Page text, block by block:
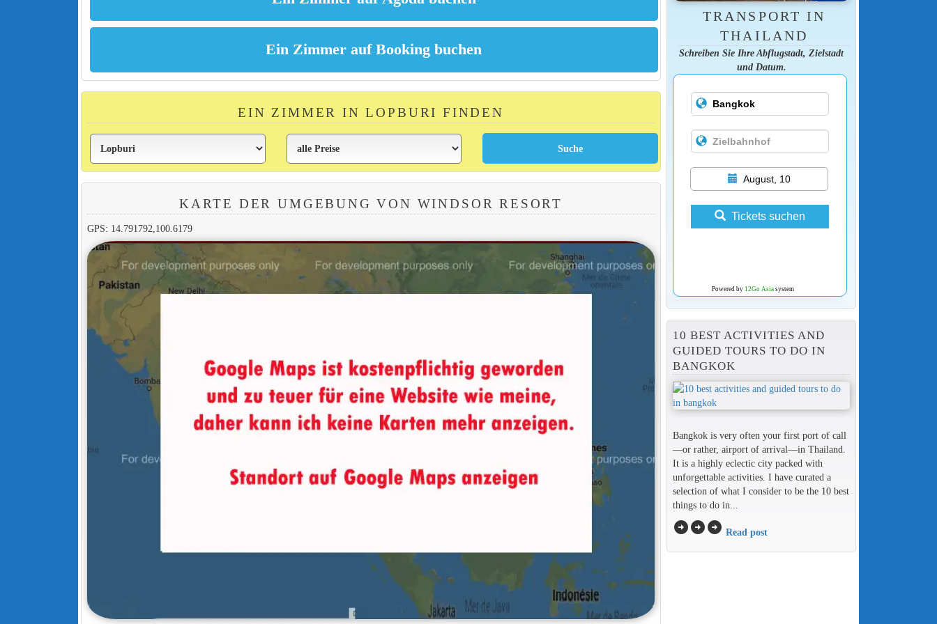
EIN ZIMMER IN LOPBURI FINDEN
KARTE DER UMGEBUNG VON WINDSOR RESORT
GPS: 14.791792,100.6179
TRANSPORT IN
THAILAND
Schreiben Sie Ihre Abflugstadt, Zielstadt
und Datum.
August, 10
Tickets suchen
Powered by 12Go Asiasystem
10 BEST ACTIVITIES AND
GUIDED TOURS TO DO IN
BANGKOK
Bangkok is very often your first port of call
—or rather, airport of arrival—in Thailand.
It is a highly eclectic city packed with
unforgettable activities. I have curated a
selection of what I consider to be the 10 best
things to do in...
arrow_circle_rightarrow_circle_rightarrow_circle_right Read post